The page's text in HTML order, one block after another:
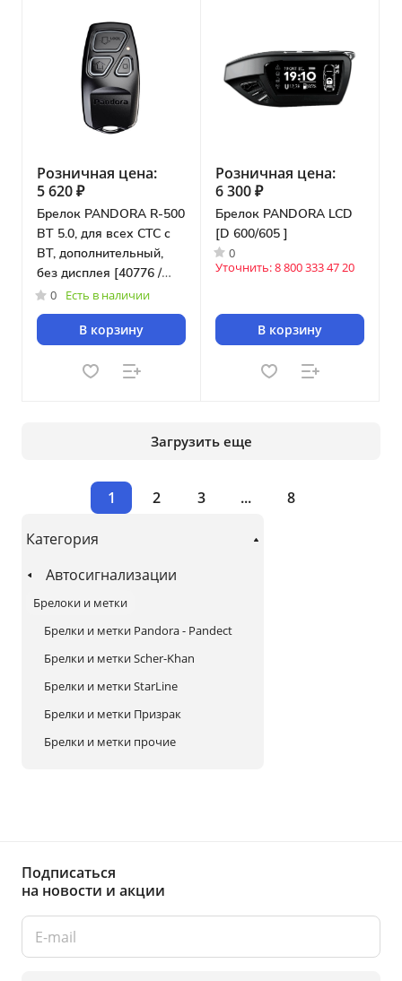
Розничная цена:
5 620 ₽
Брелок PANDORA R-500
BT 5.0, для всех СТС с
BT, дополнительный,
без дисплея [40776 /
45266]
0 Есть в наличии
В корзину
Розничная цена:
6 300 ₽
Брелок PANDORA LCD
[D 600/605 ]
0
Уточнить: 8 800 333 47 20
В корзину
Загрузить еще
1 2 3 ... 8
Категория
Автосигнализации
Брелоки и метки
Брелки и метки Pandora - Pandect
Брелки и метки Scher-Khan
Брелки и метки StarLine
Брелки и метки Призрак
Брелки и метки прочие
Подписаться
на новости и акции